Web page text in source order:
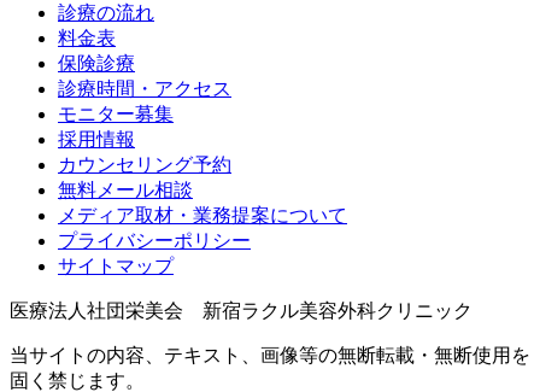
診療の流れ
料金表
保険診療
診療時間・アクセス
モニター募集
採用情報
カウンセリング予約
無料メール相談
メディア取材・業務提案について
プライバシーポリシー
サイトマップ
医療法人社団栄美会 新宿ラクル美容外科クリニック
当サイトの内容、テキスト、画像等の無断転載・無断使用を
固く禁じます。